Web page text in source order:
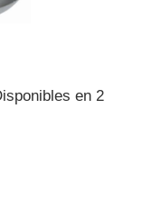
en 2